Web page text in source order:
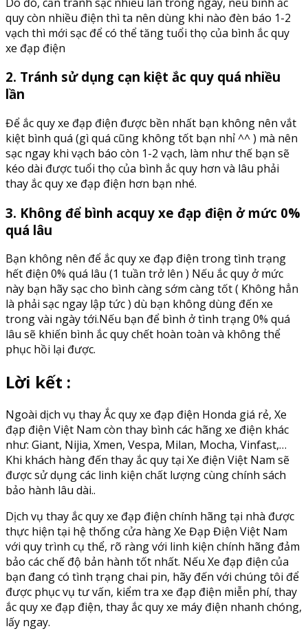
quy còn nhiều điện thì ta nên dùng khi nào đèn báo 1-2
vạch thì mới sạc để có thể tăng tuổi thọ của bình ắc quy
xe đạp điện
2. Tránh sử dụng cạn kiệt ắc quy quá nhiều
lần
Để ắc quy xe đạp điện được bền nhất bạn không nên vắt
kiệt bình quá (gì quá cũng không tốt bạn nhỉ ^^ ) mà nên
sạc ngay khi vạch báo còn 1-2 vạch, làm như thế bạn sẽ
kéo dài được tuổi thọ của bình ắc quy hơn và lâu phải
thay ắc quy xe đạp điện hơn bạn nhé.
3. Không để bình acquy xe đạp điện ở mức 0%
quá lâu
Bạn không nên để ắc quy xe đạp điện trong tình trạng
hết điện 0% quá lâu (1 tuần trở lên ) Nếu ắc quy ở mức
này bạn hãy sạc cho bình càng sớm càng tốt ( Không hẳn
là phải sạc ngay lập tức ) dù bạn không dùng đến xe
trong vài ngày tới.Nếu bạn để bình ở tình trạng 0% quá
lâu sẽ khiến bình ắc quy chết hoàn toàn và không thể
phục hồi lại được.
Lời kết :
Ngoài dịch vụ thay Ắc quy xe đạp điện Honda giá rẻ, Xe
đạp điện Việt Nam còn thay bình các hãng xe điện khác
như: Giant, Nijia, Xmen, Vespa, Milan, Mocha, Vinfast,…
Khi khách hàng đến thay ắc quy tại Xe điện Việt Nam sẽ
được sử dụng các linh kiện chất lượng cùng chính sách
bảo hành lâu dài..
Dịch vụ thay ắc quy xe đạp điện chính hãng tại nhà được
thực hiện tại hệ thống cửa hàng Xe Đạp Điện Việt Nam
với quy trình cụ thể, rõ ràng với linh kiện chính hãng đảm
bảo các chế độ bản hành tốt nhất. Nếu Xe đạp điện của
bạn đang có tình trạng chai pin, hãy đến với chúng tôi để
được phục vụ tư vấn, kiểm tra xe đạp điện miễn phí, thay
ắc quy xe đạp điện, thay ắc quy xe máy điện nhanh chóng,
lấy ngay.